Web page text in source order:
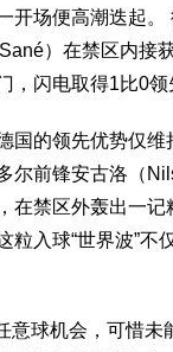
开场便高潮迭起
）在禁区内接
，闪电取得1比0领
国的领先优势仅维
尔前锋安古洛（
在禁区外轰出一
粒入球“世界波”不
球机会，可惜未